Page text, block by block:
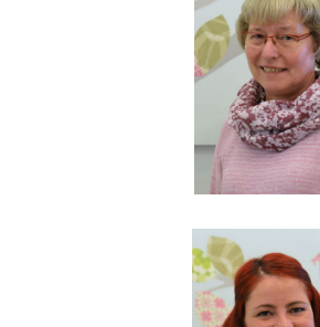
U0-Vorsorge